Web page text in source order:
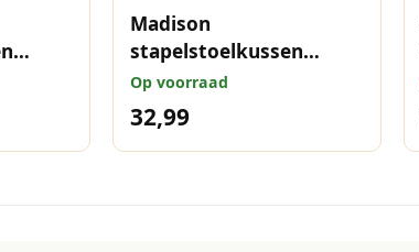
cm
Madison
stapelstoelkussen
Amora grey 97x49 cm
Op voorraad
32,99